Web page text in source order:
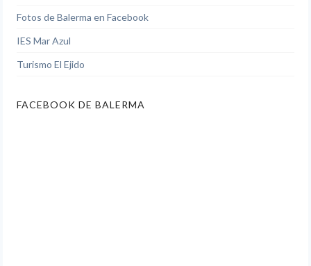
Fotos de Balerma en Facebook
IES Mar Azul
Turismo El Ejido
FACEBOOK DE BALERMA